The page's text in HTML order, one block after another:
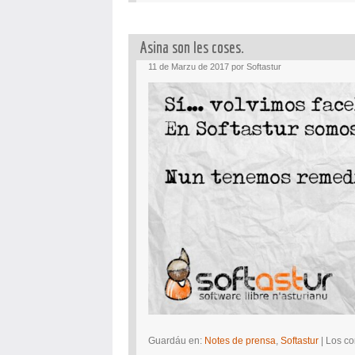
Asina son les coses.
11 de Marzu de 2017 por Softastur
Guardáu en: Notes de prensa Softastur | Los